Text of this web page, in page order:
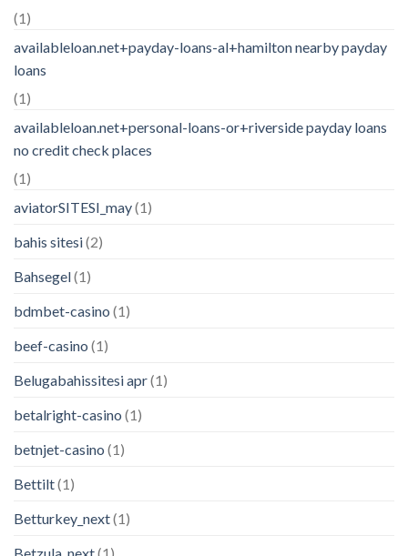
(1)
availableloan.net+payday-loans-al+hamilton nearby payday
loans
(1)
availableloan.net+personal-loans-or+riverside payday loans
no credit check places
(1)
aviatorSITESI_may(1)
bahis sitesi(2)
Bahsegel(1)
bdmbet-casino (1)
beef-casino (1)
Belugabahissitesi apr(1)
betalright-casino (1)
betnjet-casino (1)
Bettilt(1)
Betturkey_next(1)